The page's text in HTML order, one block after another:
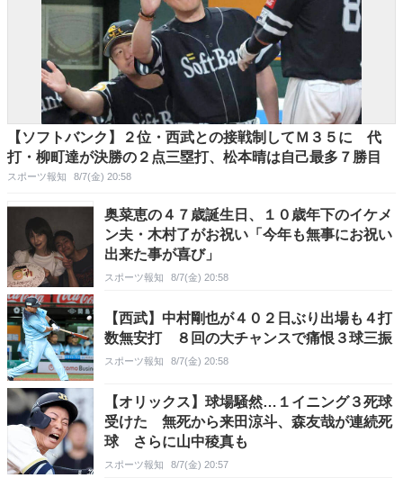
【ソフトバンク】２位・西武との接戦制してＭ３５に 代
打・柳町達が決勝の２点三塁打、松本晴は自己最多７勝目
スポーツ報知 8/7(金) 20:58
奥菜恵の４７歳誕生日、１０歳年下のイケメ
ン夫・木村了がお祝い「今年も無事にお祝い
出来た事が喜び」
スポーツ報知 8/7(金) 20:58
【西武】中村剛也が４０２日ぶり出場も４打
数無安打 ８回の大チャンスで痛恨３球三振
スポーツ報知 8/7(金) 20:58
【オリックス】球場騒然…１イニング３死球
受けた 無死から来田涼斗、森友哉が連続死
球 さらに山中稜真も
スポーツ報知 8/7(金) 20:57